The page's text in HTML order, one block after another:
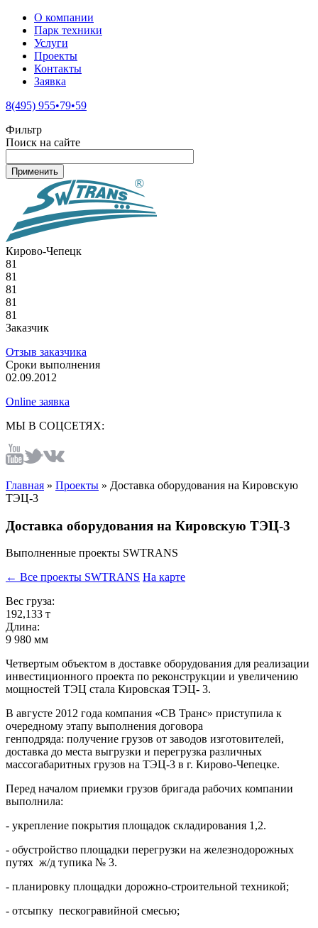
О компании
Парк техники
Услуги
Проекты
Контакты
Заявка
8(495) 955•79•59
Фильтр
Поиск на сайте
Кирово-Чепецк
81
81
81
81
81
Заказчик
Отзыв заказчика
Сроки выполнения
02.09.2012
Online заявка
МЫ В СОЦСЕТЯХ:
Главная » Проекты » Доставка оборудования на Кировскую
ТЭЦ-3
Доставка оборудования на Кировскую ТЭЦ-3
Выполненные проекты SWTRANS
← Все проекты SWTRANS На карте
Вес груза:
192,133 т
Длина:
9 980 мм
Четвертым объектом в доставке оборудования для реализации
инвестиционного проекта по реконструкции и увеличению
мощностей ТЭЦ стала Кировская ТЭЦ- 3.
В августе 2012 года компания «СВ Транс» приступила к
очередному этапу выполнения договора
генподряда: получение грузов от заводов изготовителей,
доставка до места выгрузки и перегрузка различных
массогабаритных грузов на ТЭЦ-3 в г. Кирово-Чепецке.
Перед началом приемки грузов бригада рабочих компании
выполнила:
- укрепление покрытия площадок складирования 1,2.
- обустройство площадки перегрузки на железнодорожных
путях ж/д тупика № 3.
- планировку площадки дорожно-строительной техникой;
- отсыпку пескогравийной смесью;